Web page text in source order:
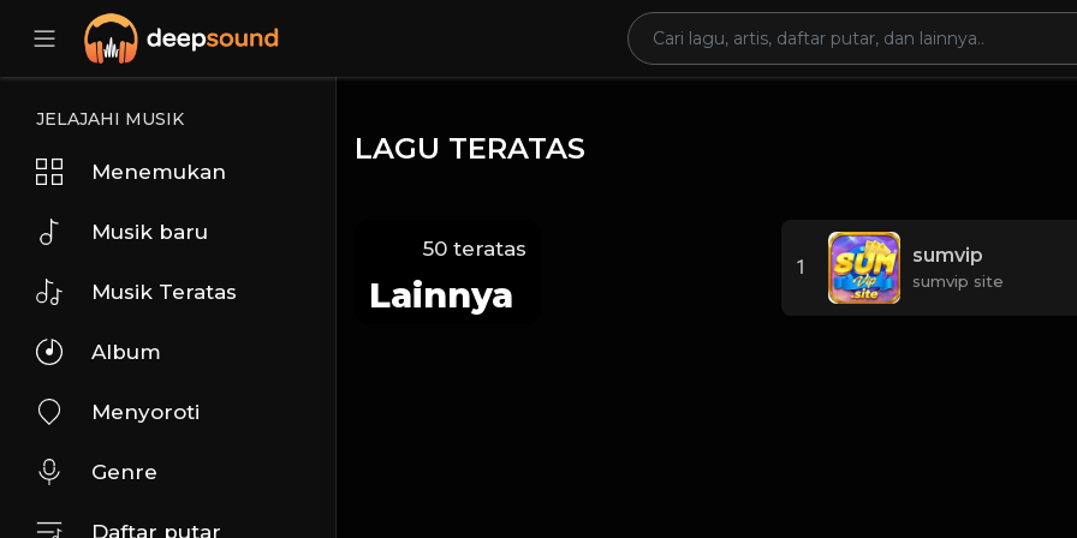
JELAJAHI MUSIK
Menemukan
Musik baru
Musik Teratas
Album
Menyoroti
Genre
Daftar putar
LAGU TERATAS
50 teratas
Lainnya
1
sumvip
sumvip site